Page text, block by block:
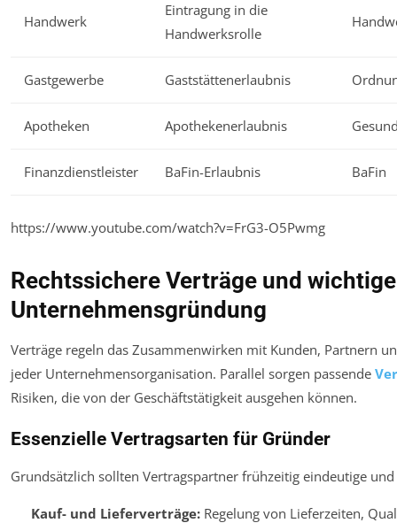
Handwerk
Eintragung in die
Handwerksrolle
Gastgewerbe Gaststättenerlaubnis
Apotheken Apothekenerlaubnis
Finanzdienstleister BaFin-Erlaubnis BaFin
https://www.youtube.com/watch?v=FrG3-O5Pwmg
Rechtssichere Verträge und
Unternehmensgründung
Verträge regeln das Zusammenwirken mit Kunden, Partnern
jeder Unternehmensorganisation. Parallel sorgen passende
Risiken, die von der Geschäftstätigkeit ausgehen können.
Essenzielle Vertragsarten für Gründer
Grundsätzlich sollten Vertragspartner frühzeitig eindeutige
Kauf- und Lieferverträge:Regelung von Lieferzeiten,